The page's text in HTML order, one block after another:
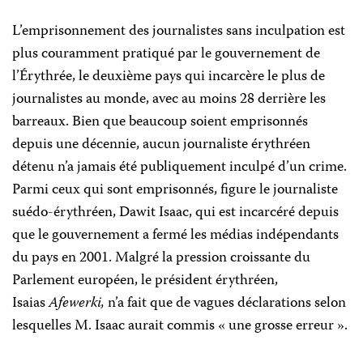
L’emprisonnement des journalistes sans inculpation est
plus couramment pratiqué par le gouvernement de
l’Érythrée, le deuxième pays qui incarcère le plus de
journalistes au monde, avec au moins 28 derrière les
barreaux. Bien que beaucoup soient emprisonnés
depuis une décennie, aucun journaliste érythréen
détenu n’a jamais été publiquement inculpé d’un crime.
Parmi ceux qui sont emprisonnés, figure le journaliste
suédo-érythréen, Dawit Isaac, qui est incarcéré depuis
que le gouvernement a fermé les médias indépendants
du pays en 2001. Malgré la pression croissante du
Parlement européen, le président érythréen,
IsaiasAfewerki,n’a fait que de vagues déclarations selon
lesquelles M. Isaac aurait commis « une grosse erreur ».